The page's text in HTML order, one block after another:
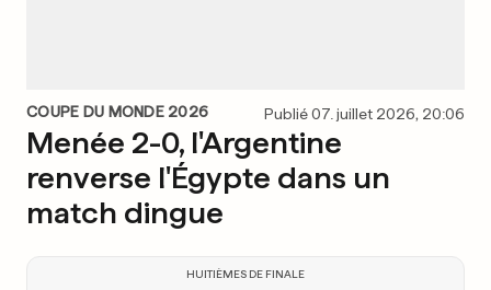
COUPE DU MONDE 2026 Publié 07. juillet 2026, 20:06
Menée 2-0, l'Argentine
renverse l'Égypte dans un
match dingue
HUITIÈMES DE FINALE